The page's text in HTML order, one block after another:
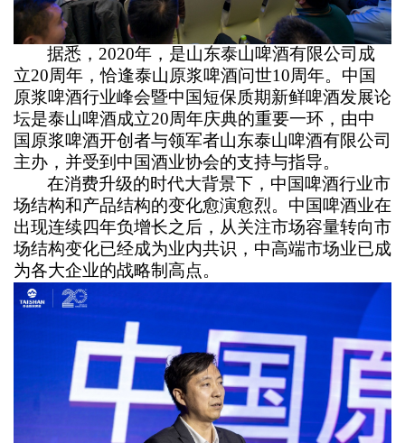
据悉，2020年，是山东泰山啤酒有限公司成
立20周年，恰逢泰山原浆啤酒问世10周年。中国
原浆啤酒行业峰会暨中国短保质期新鲜啤酒发展论
坛是泰山啤酒成立20周年庆典的重要一环，由中
国原浆啤酒开创者与领军者山东泰山啤酒有限公司
主办，并受到中国酒业协会的支持与指导。
在消费升级的时代大背景下，中国啤酒行业市
场结构和产品结构的变化愈演愈烈。中国啤酒业在
出现连续四年负增长之后，从关注市场容量转向市
场结构变化已经成为业内共识，中高端市场业已成
为各大企业的战略制高点。